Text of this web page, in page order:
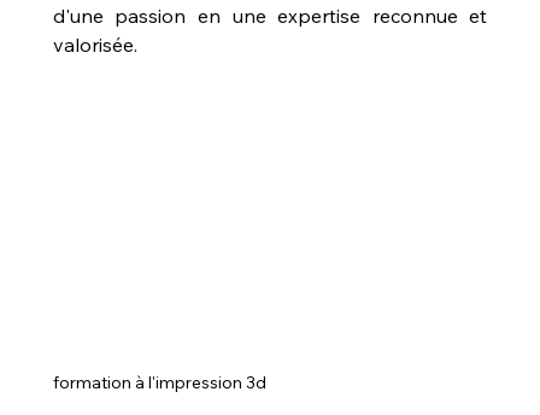
d'une passion en une expertise reconnue et
valorisée.
formation à l'impression 3d